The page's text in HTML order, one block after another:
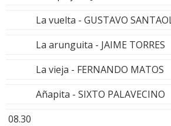
La vuelta - GUSTAVO
La arunguita - JAIME TORRES
La vieja - FERNANDO MATOS
Añapita - SIXTO PALAVECINO
08.30